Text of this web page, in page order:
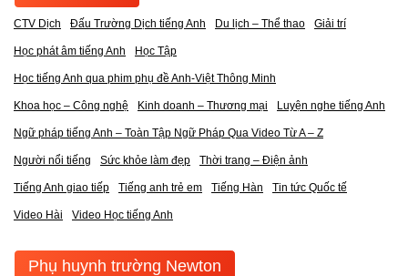
CTV Dịch Đấu Trường Dịch tiếng Anh Du lịch – Thể thao Giải trí
Học phát âm tiếng Anh Học Tập
Học tiếng Anh qua phim phụ đề Anh-Việt Thông Minh
Khoa học – Công nghệ Kinh doanh – Thương mại Luyện nghe tiếng Anh
Ngữ pháp tiếng Anh – Toàn Tập Ngữ Pháp Qua Video Từ A – Z
Người nổi tiếng Sức khỏe làm đẹp Thời trang – Điện ảnh
Tiếng Anh giao tiếp Tiếng anh trẻ em Tiếng Hàn Tin tức Quốc tế
Video Hài Video Học tiếng Anh
Phụ huynh trường Newton